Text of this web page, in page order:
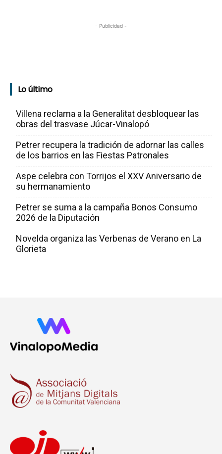
- Publicidad -
Lo último
Villena reclama a la Generalitat desbloquear las
obras del trasvase Júcar-Vinalopó
Petrer recupera la tradición de adornar las calles
de los barrios en las Fiestas Patronales
Aspe celebra con Torrijos el XXV Aniversario de
su hermanamiento
Petrer se suma a la campaña Bonos Consumo
2026 de la Diputación
Novelda organiza las Verbenas de Verano en La
Glorieta